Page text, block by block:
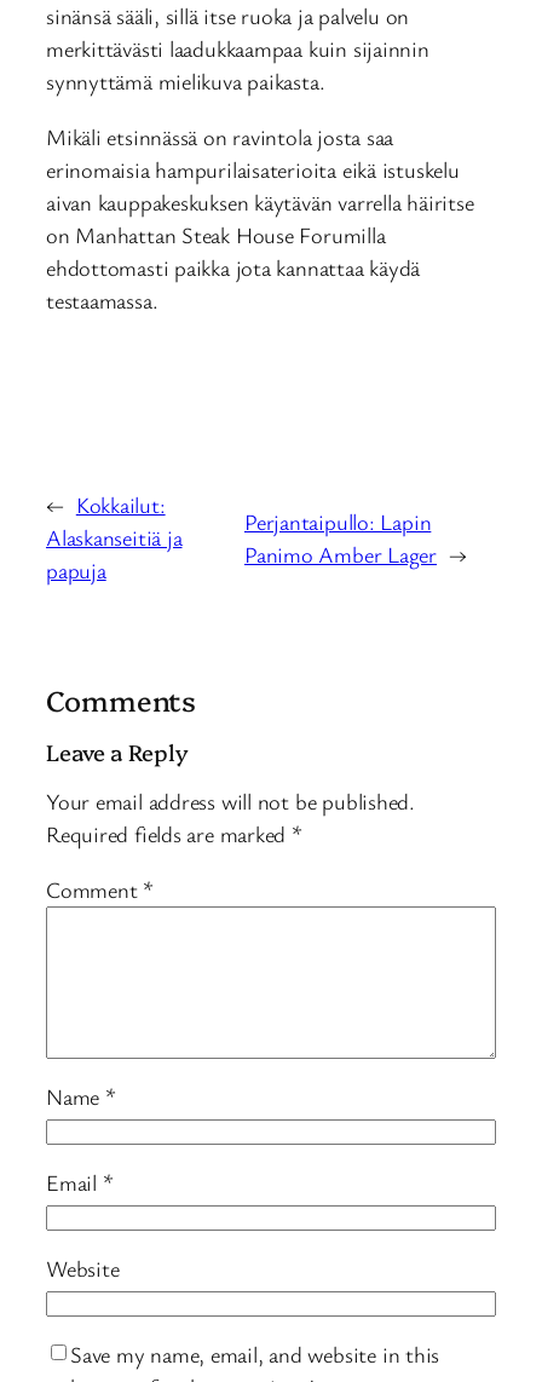
sinänsä sääli, sillä itse ruoka ja palvelu on
merkittävästi laadukkaampaa kuin sijainnin
synnyttämä mielikuva paikasta.
Mikäli etsinnässä on ravintola josta saa
erinomaisia hampurilaisaterioita eikä istuskelu
aivan kauppakeskuksen käytävän varrella häiritse
on Manhattan Steak House Forumilla
ehdottomasti paikka jota kannattaa käydä
testaamassa.
← Kokkailut:
Alaskanseitiä ja
papuja
Perjantaipullo: Lapin
Panimo Amber Lager →
Comments
Leave a Reply
Your email address will not be published.
Required fields are marked *
Comment *
Name *
Email *
Website
Save my name, email, and website in this